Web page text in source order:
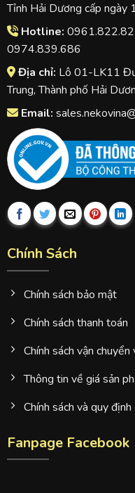
Tỉnh Hải Dương cấp
Hotline:
0974.839.686
Địa chỉ: Lô 01-LK11
Trung, Thành phố Hải
Email:
Chính Sách
Chính sách bảo mật
Chính sách thanh toán
Chính sách vận chuyển
Thông tin về giá sản
Chính sách và quy định
Fanpage Facebook